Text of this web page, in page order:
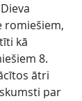
romiešiem,
kā
8.
ātri
par